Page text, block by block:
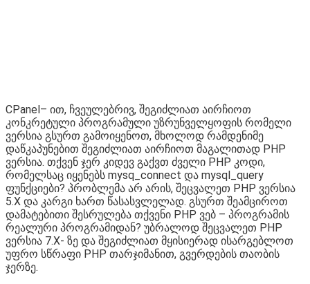
CPanel– ით, ჩვეულებრივ, შეგიძლიათ აირჩიოთ
კონკრეტული პროგრამული უზრუნველყოფის რომელი
ვერსია გსურთ გამოიყენოთ, მხოლოდ რამდენიმე
დაწკაპუნებით შეგიძლიათ აირჩიოთ მაგალითად PHP
ვერსია. თქვენ ჯერ კიდევ გაქვთ ძველი PHP კოდი,
რომელსაც იყენებს mysq_connect და mysql_query
ფუნქციები? პრობლემა არ არის, შეცვალეთ PHP ვერსია
5.X და კარგი ხართ წასასვლელად. გსურთ შეამციროთ
დამატებითი შესრულება თქვენი PHP ვებ – პროგრამის
რეალური პროგრამიდან? უბრალოდ შეცვალეთ PHP
ვერსია 7.X- ზე და შეგიძლიათ მყისიერად ისარგებლოთ
უფრო სწრაფი PHP თარჯიმანით, გვერდების თაობის
ჯერზე.